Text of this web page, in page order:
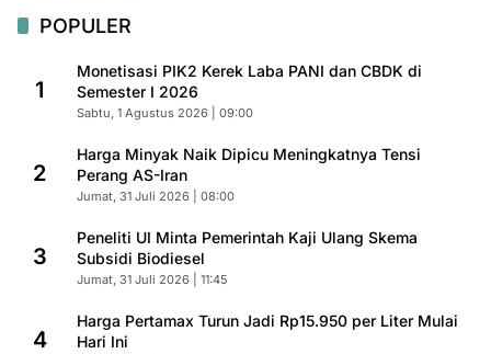
POPULER
1
Monetisasi PIK2 Kerek Laba PANI dan CBDK di
Semester I 2026
Sabtu, 1 Agustus 2026 | 09:00
2
Harga Minyak Naik Dipicu Meningkatnya Tensi
Perang AS-Iran
Jumat, 31 Juli 2026 | 08:00
3
Peneliti UI Minta Pemerintah Kaji Ulang Skema
Subsidi Biodiesel
Jumat, 31 Juli 2026 | 11:45
4
Harga Pertamax Turun Jadi Rp15.950 per Liter Mulai
Hari Ini